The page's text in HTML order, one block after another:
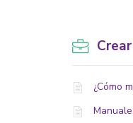
¿Cómo